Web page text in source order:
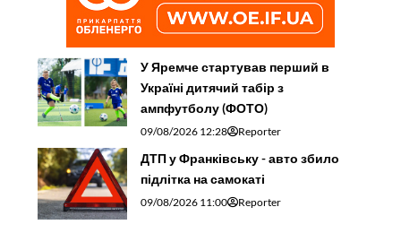
У Яремче стартував перший в
Україні дитячий табір з
ампфутболу (ФОТО)
09/08/2026 12:28 Reporter
ДТП у Франківську - авто збило
підлітка на самокаті
09/08/2026 11:00 Reporter